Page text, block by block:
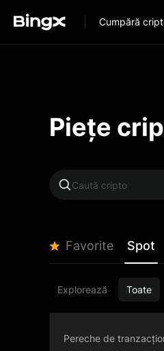
Cumpără
Piețe
Favorite Spot
Explorează Toate
Pereche de